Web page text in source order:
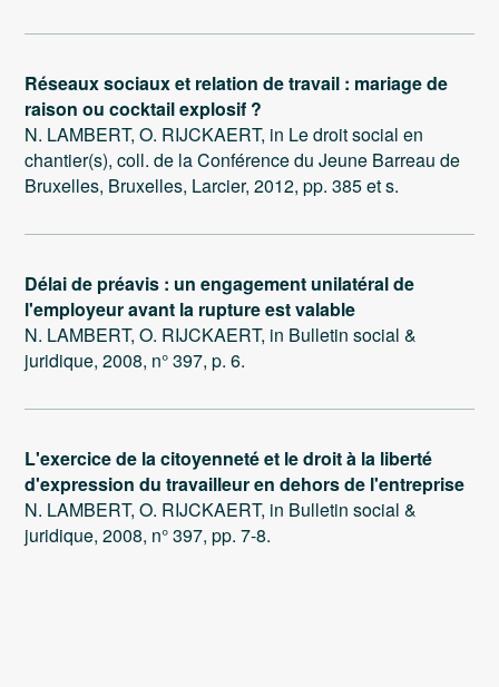
Réseaux sociaux et relation de travail : mariage de
raison ou cocktail explosif ?
N. LAMBERT, O. RIJCKAERT, in Le droit social en
chantier(s), coll. de la Conférence du Jeune Barreau de
Bruxelles, Bruxelles, Larcier, 2012, pp. 385 et s.
Délai de préavis : un engagement unilatéral de
l'employeur avant la rupture est valable
N. LAMBERT, O. RIJCKAERT, in Bulletin social &
juridique, 2008, n° 397, p. 6.
L'exercice de la citoyenneté et le droit à la liberté
d'expression du travailleur en dehors de l'entreprise
N. LAMBERT, O. RIJCKAERT, in Bulletin social &
juridique, 2008, n° 397, pp. 7-8.